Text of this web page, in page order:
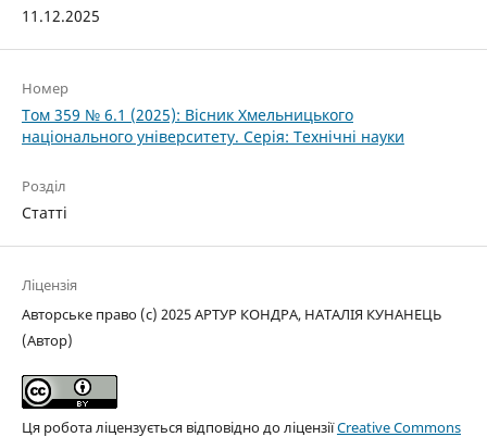
11.12.2025
Номер
Том 359 № 6.1 (2025): Вісник Хмельницького
національного університету. Серія: Технічні науки
Розділ
Статті
Ліцензія
Авторське право (c) 2025 АРТУР КОНДРА, НАТАЛІЯ КУНАНЕЦЬ
(Автор)
Ця робота ліцензується відповідно до ліцензіїCreative Commons